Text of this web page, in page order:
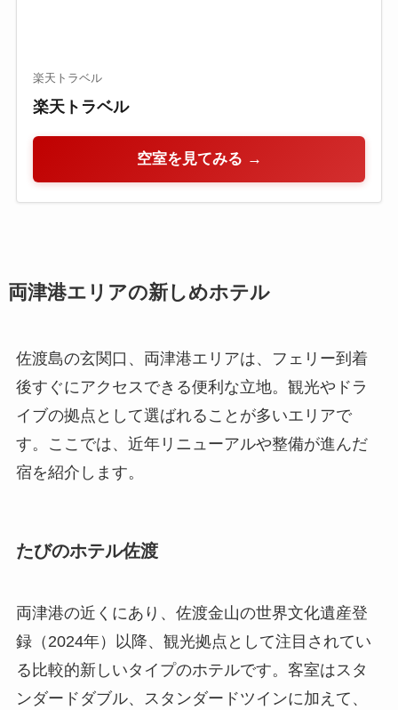
楽天トラベル
楽天トラベル
空室を見てみる →
両津港エリアの新しめホテル
佐渡島の玄関口、両津港エリアは、フェリー到着
後すぐにアクセスできる便利な立地。観光やドラ
イブの拠点として選ばれることが多いエリアで
す。ここでは、近年リニューアルや整備が進んだ
宿を紹介します。
たびのホテル佐渡
両津港の近くにあり、佐渡金山の世界文化遺産登
録（2024年）以降、観光拠点として注目されてい
る比較的新しいタイプのホテルです。客室はスタ
ンダードダブル、スタンダードツインに加えて、